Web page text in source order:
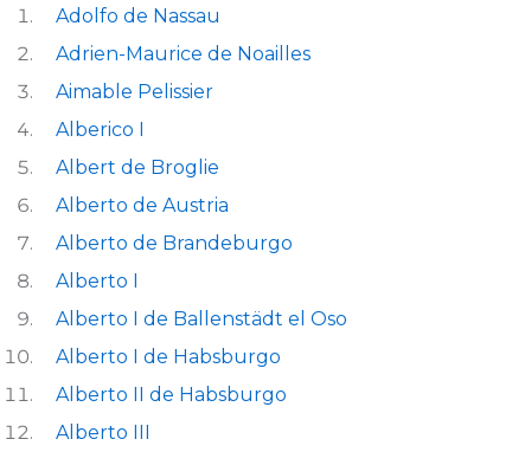
Adolfo de Nassau
Adrien-Maurice de Noailles
Aimable Pelissier
Alberico I
Albert de Broglie
Alberto de Austria
Alberto de Brandeburgo
Alberto I
Alberto I de Ballenstädt el Oso
Alberto I de Habsburgo
Alberto II de Habsburgo
Alberto III